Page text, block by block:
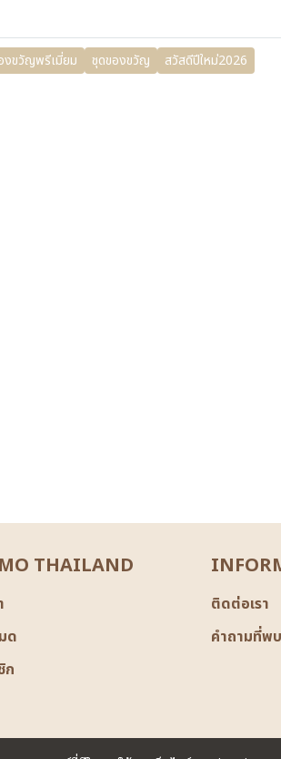
งขวัญพรีเมี่ยม ชุดของขวัญ สวัสดีปีใหม่2026
THAILAND
ด
ก
ติดต่อเรา
คำถามที่พ